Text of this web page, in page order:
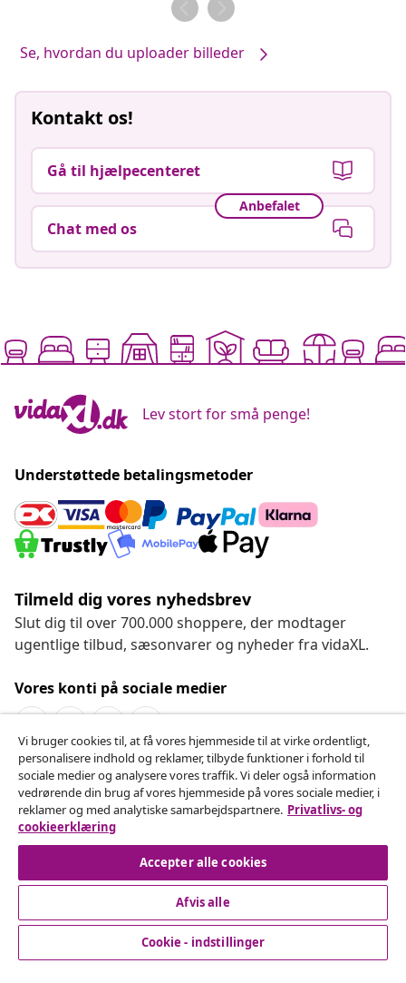
Se, hvordan du uploader billeder
Kontakt os!
Gå til hjælpecenteret
Anbefalet
Chat med os
Lev stort for små penge!
Understøttede betalingsmetoder
Tilmeld dig vores nyhedsbrev
Slut dig til over 700.000 shoppere, der modtager
ugentlige tilbud, sæsonvarer og nyheder fra vidaXL.
Vores konti på sociale medier
Fortryd køb
Indsend en anmodning om at fortryde din ordre.
Fortryd køb
Kundeservice
Vi bruger cookies til, at få vores hjemmeside til at virke ordentligt,
personalisere indhold og reklamer, tilbyde funktioner i forhold til
sociale medier og analysere vores traffik. Vi deler også information
vedrørende din brug af vores hjemmeside på vores sociale medier, i
reklamer og med analytiske samarbejdspartnere. Privatlivs- og
cookieerklæring
Accepter alle cookies
Afvis alle
Cookie - indstillinger